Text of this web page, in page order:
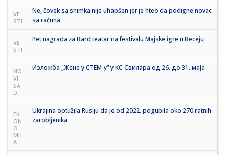
VE
STI
Ne, čovek sa snimka nije uhapšen jer je hteo da podigne novac
sa računa
VE
STI
Pet nagrada za Bard teatar na festivalu Majske igre u Beceju
NO
VI
SA
D
Изложба „Жене у СТЕМ-у” у КС Свилара од 26. до 31. маја
EK
ON
O
MIJ
A
Ukrajina optužila Rusiju da je od 2022. pogubila oko 270 ratnih
zarobljenika